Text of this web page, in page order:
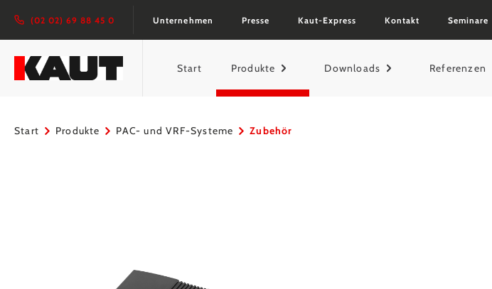
Zur Hauptnavigation springen
(02 02) 69 88 45 0 Unternehmen Presse Kaut-Express Kontakt Seminare
Start Produkte Downloads Referenzen
Start Produkte PAC- und VRF-Systeme Zubehör